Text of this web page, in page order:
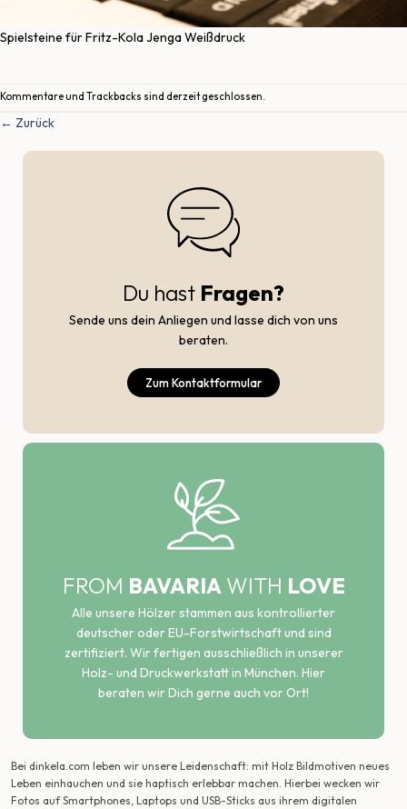
Spielsteine für Fritz-Kola Jenga Weißdruck
Kommentare und Trackbacks sind derzeit geschlossen.
← Zurück
Du hast Fragen?
Sende uns dein Anliegen und lasse dich von uns
beraten.
Zum Kontaktformular
FROM BAVARIA WITH LOVE
Alle unsere Hölzer stammen aus kontrollierter
deutscher oder EU-Forstwirtschaft und sind
zertifiziert. Wir fertigen ausschließlich in unserer
Holz- und Druckwerkstatt in München. Hier
beraten wir Dich gerne auch vor Ort!
Bei dinkela.com leben wir unsere Leidenschaft: mit Holz Bildmotiven neues
Leben einhauchen und sie haptisch erlebbar machen. Hierbei wecken wir
Fotos auf Smartphones, Laptops und USB-Sticks aus ihrem digitalen